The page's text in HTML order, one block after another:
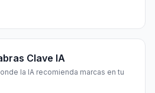
Clave IA
la IA recomienda marcas en tu